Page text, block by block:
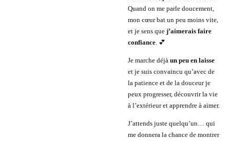
Quand on me parle doucement,
mon cœur bat un peu moins vite,
et je sens que j’aimerais faire
confiance . 💕
Je marche déjà un peu en laisse
et je suis convaincu qu’avec de
la patience et de la douceur je
peux progresser, découvrir la vie
à l’extérieur et apprendre à aimer.
J’attends juste quelqu’un… qui
me donnera la chance de montrer